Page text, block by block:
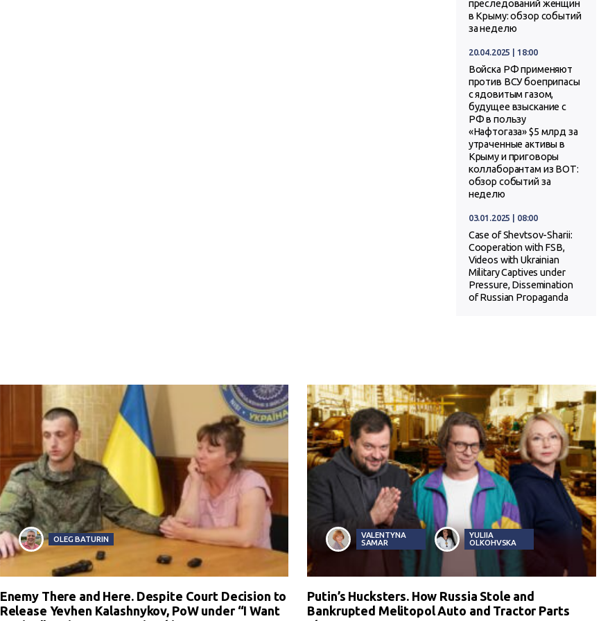
преследований женщин
в Крыму: обзор событий
за неделю
20.04.2025 | 18:00
Войска РФ применяют
против ВСУ боеприпасы
с ядовитым газом,
будущее взыскание с
РФ в пользу
«Нафтогаза» $5 млрд за
утраченные активы в
Крыму и приговоры
коллаборантам из ВОТ:
обзор событий за
неделю
03.01.2025 | 08:00
Case of Shevtsov-Sharii:
Cooperation with FSB,
Videos with Ukrainian
Military Captives under
Pressure, Dissemination
of Russian Propaganda
OLEG BATURIN
Enemy There and Here. Despite Court Decision to
Release Yevhen Kalashnykov, PoW under “I Want
VALENTYNA
SAMAR
YULIIA
OLKOHVSKA
Putin’s Hucksters. How Russia Stole and
Bankrupted Melitopol Auto and Tractor Parts